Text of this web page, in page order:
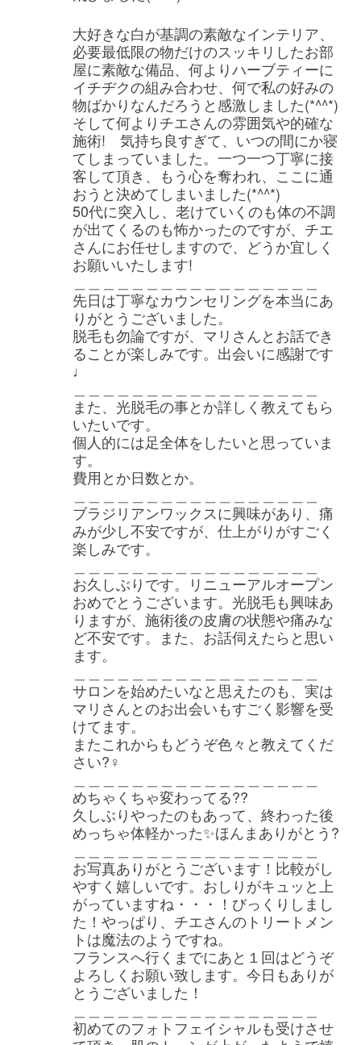
大好きな白が基調の素敵なインテリア、
必要最低限の物だけのスッキリしたお部
屋に素敵な備品、何よりハーブティーに
イチヂクの組み合わせ、何で私の好みの
物ばかりなんだろうと感激しました(*^^*)
そして何よりチエさんの雰囲気や的確な
施術! 気持ち良すぎて、いつの間にか寝
てしまっていました。一つ一つ丁寧に接
客して頂き、もう心を奪われ、ここに通
おうと決めてしまいました(*^^*)
50代に突入し、老けていくのも体の不調
が出てくるのも怖かったのですが、チエ
さんにお任せしますので、どうか宜しく
お願いいたします!
先日は丁寧なカウンセリングを本当にあ
りがとうございました。
脱毛も勿論ですが、マリさんとお話でき
ることが楽しみです。出会いに感謝です
♩
また、光脱毛の事とか詳しく教えてもら
いたいです。
個人的には足全体をしたいと思っていま
す。
費用とか日数とか。
ブラジリアンワックスに興味があり、痛
みが少し不安ですが、仕上がりがすごく
楽しみです。
お久しぶりです。リニューアルオープン
おめでとうございます。光脱毛も興味あ
りますが、施術後の皮膚の状態や痛みな
ど不安です。また、お話伺えたらと思い
ます。
サロンを始めたいなと思えたのも、実は
マリさんとのお出会いもすごく影響を受
けてます。
またこれからもどうぞ色々と教えてくだ
さい?‍♀️
めちゃくちゃ変わってる??
久しぶりやったのもあって、終わった後
めっちゃ体軽かった✨ほんまありがとう?
お写真ありがとうございます！比較がし
やすく嬉しいです。おしりがキュッと上
がっていますね・・・！びっくりしまし
た！やっぱり、チエさんのトリートメン
トは魔法のようですね。
フランスへ行くまでにあと１回はどうぞ
よろしくお願い致します。今日もありが
とうございました！
初めてのフォトフェイシャルも受けさせ